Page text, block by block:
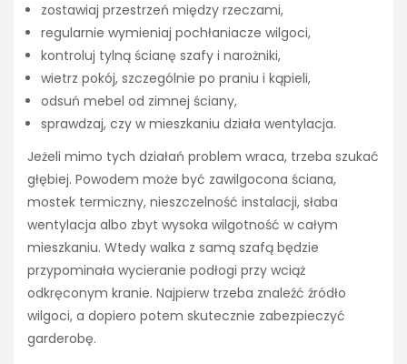
zostawiaj przestrzeń między rzeczami,
regularnie wymieniaj pochłaniacze wilgoci,
kontroluj tylną ścianę szafy i narożniki,
wietrz pokój, szczególnie po praniu i kąpieli,
odsuń mebel od zimnej ściany,
sprawdzaj, czy w mieszkaniu działa wentylacja.
Jeżeli mimo tych działań problem wraca, trzeba szukać
głębiej. Powodem może być zawilgocona ściana,
mostek termiczny, nieszczelność instalacji, słaba
wentylacja albo zbyt wysoka wilgotność w całym
mieszkaniu. Wtedy walka z samą szafą będzie
przypominała wycieranie podłogi przy wciąż
odkręconym kranie. Najpierw trzeba znaleźć źródło
wilgoci, a dopiero potem skutecznie zabezpieczyć
garderobę.